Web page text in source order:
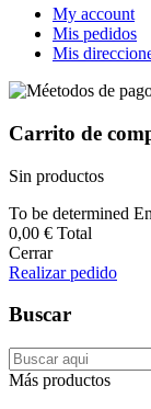
My account
Mis pedidos
Mis
Carrito de
Sin productos
To be determined
0,00 € Total
Cerrar
Realizar pedido
Buscar
Más productos